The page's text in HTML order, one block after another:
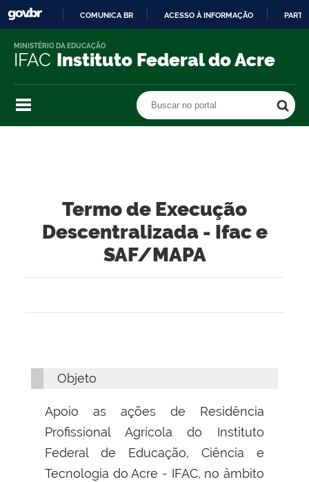
O
COMUNICA BR ACESSO À INFORMAÇÃO
IFAC Instituto Federal do Acre
MINISTÉRIO DA EDUCAÇÃO
Buscar no portal
Termo de Execução
Descentralizada - Ifac e
SAF/MAPA
Objeto
Apoio as ações de Residência
Profissional Agrícola do Instituto
Federal de Educação, Ciência e
Tecnologia do Acre - IFAC, no âmbito